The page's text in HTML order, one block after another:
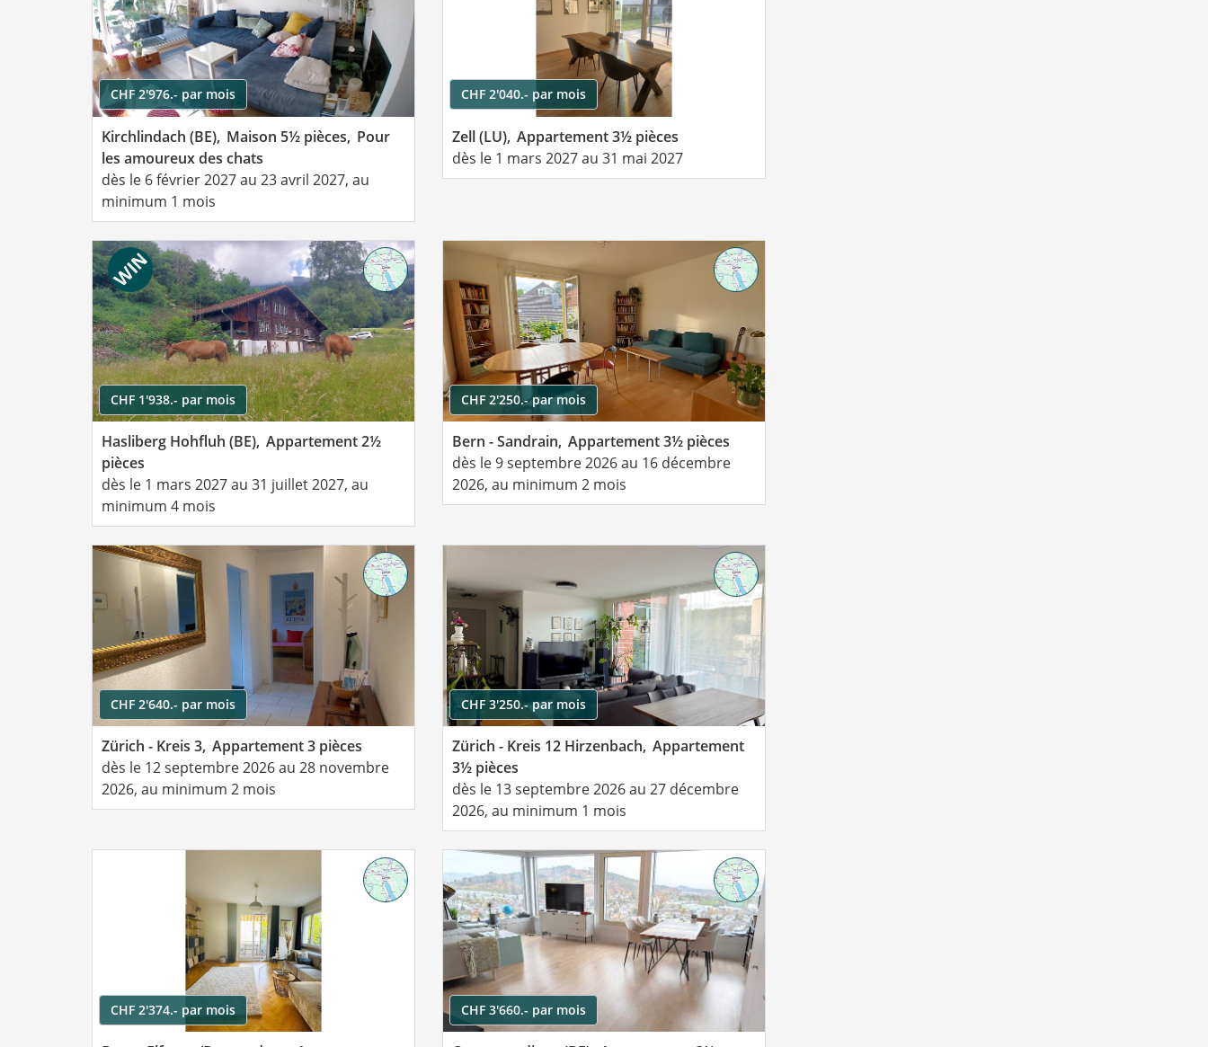
CHF 2'976.- par mois
Kirchlindach (BE), Maison 5½ pièces, Pour
les amoureux des chats
dès le 6 février 2027 au 23 avril 2027, au
minimum 1 mois
CHF 2'040.- par mois
Zell (LU), Appartement 3½ pièces
dès le 1 mars 2027 au 31 mai 2027
CHF 1'938.- par mois
Hasliberg Hohfluh (BE), Appartement 2½
pièces
dès le 1 mars 2027 au 31 juillet 2027, au
minimum 4 mois
CHF 2'250.- par mois
Bern - Sandrain, Appartement 3½ pièces
dès le 9 septembre 2026 au 16 décembre
2026, au minimum 2 mois
CHF 2'640.- par mois
Zürich - Kreis 3, Appartement 3 pièces
dès le 12 septembre 2026 au 28 novembre
2026, au minimum 2 mois
CHF 3'250.- par mois
Zürich - Kreis 12 Hirzenbach, Appartement
3½ pièces
dès le 13 septembre 2026 au 27 décembre
2026, au minimum 1 mois
CHF 2'374.- par mois CHF 3'660.- par mois